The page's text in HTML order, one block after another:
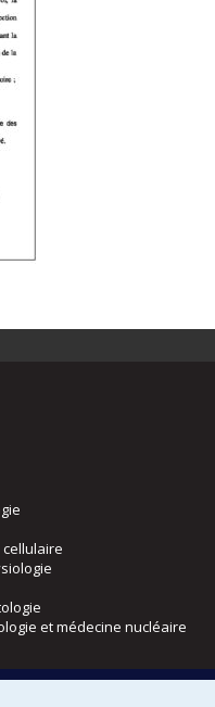
et médecine nucléaire